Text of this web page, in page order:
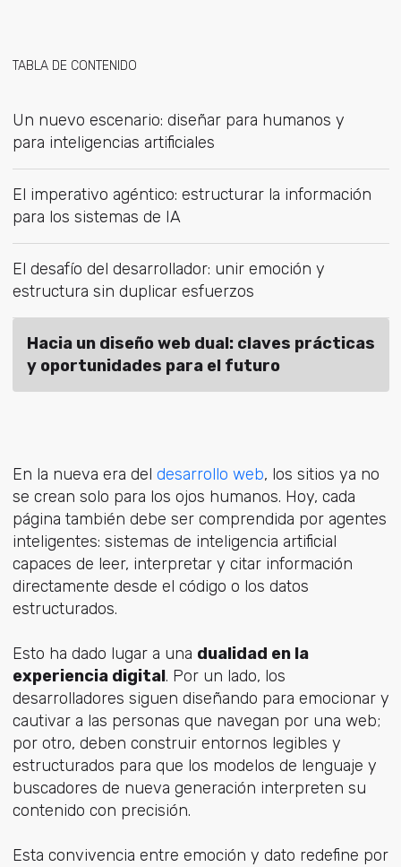
TABLA DE CONTENIDO
Un nuevo escenario: diseñar para humanos y
para inteligencias artificiales
El imperativo agéntico: estructurar la información
para los sistemas de IA
El desafío del desarrollador: unir emoción y
estructura sin duplicar esfuerzos
Hacia un diseño web dual: claves prácticas
y oportunidades para el futuro
En la nueva era del desarrollo web, los sitios ya no
se crean solo para los ojos humanos. Hoy, cada
página también debe ser comprendida por agentes
inteligentes: sistemas de inteligencia artificial
capaces de leer, interpretar y citar información
directamente desde el código o los datos
estructurados.
Esto ha dado lugar a una dualidad en la
experiencia digital. Por un lado, los
desarrolladores siguen diseñando para emocionar y
cautivar a las personas que navegan por una web;
por otro, deben construir entornos legibles y
estructurados para que los modelos de lenguaje y
buscadores de nueva generación interpreten su
contenido con precisión.
Esta convivencia entre emoción y dato redefine por